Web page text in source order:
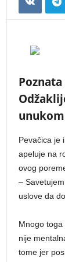
Pevačica je
apeluje na
ovog
–
uslove da
Mnogo
nije
tome jer